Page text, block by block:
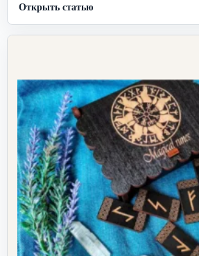
Открыть статью